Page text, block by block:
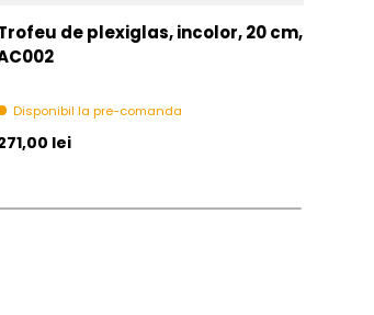
de plexiglas, incolor, 20 cm,
Disponibil la pre-comanda
initial
lei